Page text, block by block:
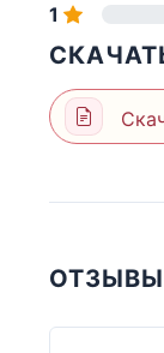
1
ОТЗЫВЫ